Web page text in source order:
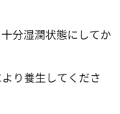
分湿潤状態にしてか
り養生してくださ